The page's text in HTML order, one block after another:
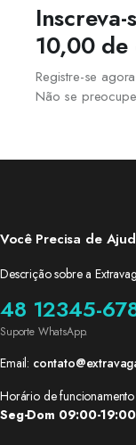
10,00 de
Registre-se
Não se
Você Precisa de
Descrição sobre a
48 12345-
Suporte WhatsApp.
Email:
Horário de
Seg-Dom 09:00-19:00